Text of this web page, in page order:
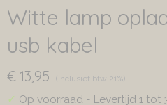
Witte lamp
usb kabel
€ 13,95 (inclusief btw 21%)
✓ Op voorraad - Levertijd 1 tot